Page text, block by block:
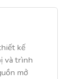
kế
và trình
mở